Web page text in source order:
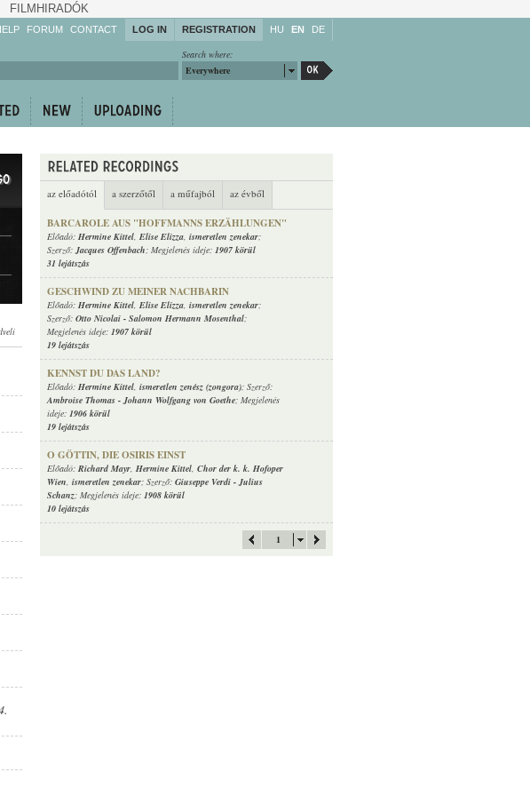
FILMHIRADÓK
FORUM CONTACT LOG IN REGISTRATION HU EN DE
Search where:
Everywhere
az előadótól a szerzőtől a műfajból az évből
BARCAROLE AUS "HOFFMANNS ERZÄHLUNGEN"
Előadó: Hermine Kittel, Elise Elizza, ismeretlen zenekar;
Szerző:Jacques Offenbach; Megjelenés ideje: 1907 körül
31 lejátszás
GESCHWIND ZU MEINER NACHBARIN
Előadó: Hermine Kittel, Elise Elizza, ismeretlen zenekar;
Szerző: Otto Nicolai - Salomon Hermann Mosenthal;
Megjelenés ideje: 1907 körül
19 lejátszás
KENNST DU DAS LAND?
Előadó: Hermine Kittel, ismeretlen zenész (zongora); Szerző:
Ambroise Thomas -Johann Wolfgang von Goethe; Megjelenés
ideje: 1906 körül
19 lejátszás
O GÖTTIN, DIE OSIRIS EINST
Előadó: Richard Mayr, Hermine Kittel, Chor der k. k. Hofoper
Wien, ismeretlen zenekar; Szerző: Giuseppe Verdi -Julius
Schanz; Megjelenés ideje: 1908 körül
10 lejátszás
1